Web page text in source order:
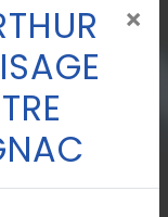
×